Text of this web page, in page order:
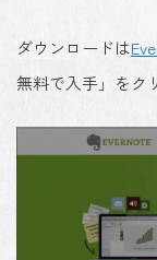
ダウンロードは
無料で入手」をク